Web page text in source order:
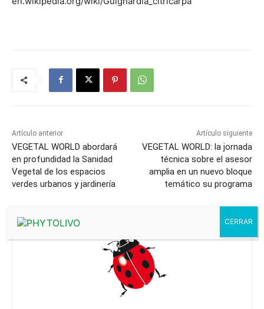
Artículo anterior
VEGETAL WORLD abordará
en profundidad la Sanidad
Vegetal de los espacios
verdes urbanos y jardinería
Artículo siguiente
VEGETAL WORLD: la jornada
técnica sobre el asesor
amplia en un nuevo bloque
temático su programa